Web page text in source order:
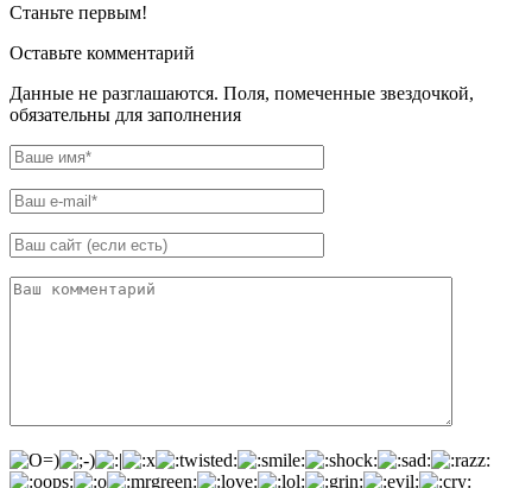
Станьте первым!
Оставьте комментарий
Данные не разглашаются. Поля, помеченные звездочкой,
обязательны для заполнения